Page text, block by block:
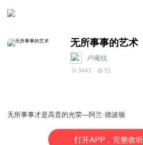
无所事事的艺术
卢曦锐
3441 51
无所事事才是高贵的光荣—阿兰·德波顿
打开APP，完整收听